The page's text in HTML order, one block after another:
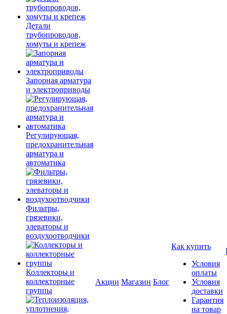
Детали
трубопроводов,
хомуты и крепеж
Запорная арматура
и электроприводы
Регулирующая,
предохранительная
арматура и
автоматика
Фильтры,
грязевики,
элеваторы и
воздухоотводчики
Коллекторы и
коллекторные
группы
Акции Магазин Блог
Как купить
Условия
оплаты
Условия
доставки
Гарантия
на товар